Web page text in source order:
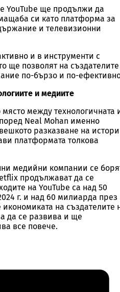
YouTube ще продължи да
си като платформа за
и телевизионни
и в инструменти с
ще позволят на създателите
по-бързо и по-
и медиите
между технологичната
Neal Mohan именно
разказване на
платформата толкова
медийни компании се
продължават да се
на YouTube са над 50
г. и над 60 милиарда през
икономиката на създателите
да се развива и ще
все повече.